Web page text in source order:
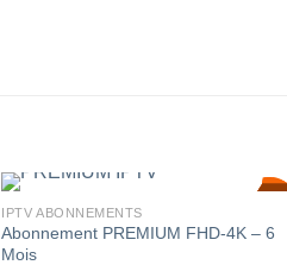
SALE!
SALE!
IPTV ABONNEMENTS
Abonnement PREMIUM FHD-4K – 6
Mois